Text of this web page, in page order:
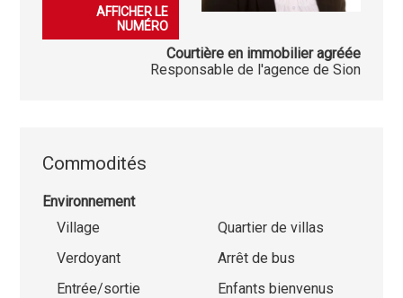
079 541 03 86
AFFICHER LE
NUMÉRO
Courtière en immobilier agréée
Responsable de l'agence de Sion
Commodités
Environnement
Village
Quartier de villas
Verdoyant
Arrêt de bus
Entrée/sortie
Enfants bienvenus